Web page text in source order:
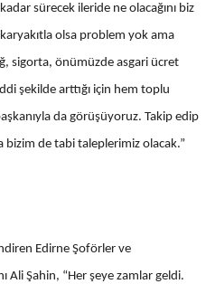
sürecek ileride ne olacağını biz
olsa problem yok ama
sigorta, önümüzde asgari ücret
şekilde arttığı için hem toplu
da görüşüyoruz. Takip edip
bizim de tabi taleplerimiz olacak.”
Edirne Şoförler ve
Ali Şahin, “Her şeye zamlar geldi.